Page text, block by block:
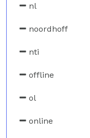
nl
noordhoff
nti
offline
ol
online